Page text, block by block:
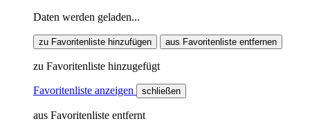
Daten werden geladen...
zu Favoritenliste hinzufügen aus Favoritenliste entfernen
zu Favoritenliste hinzugefügt
Favoritenliste anzeigen schließen
aus Favoritenliste entfernt